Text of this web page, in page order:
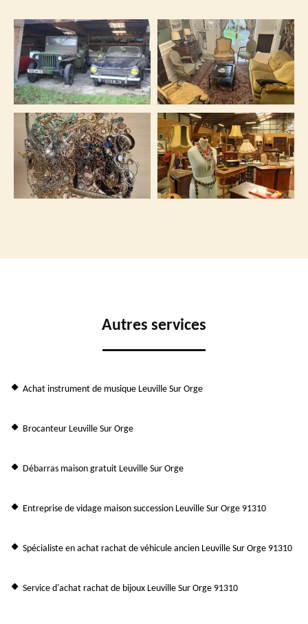
Autres services
Achat instrument de musique Leuville Sur Orge
Brocanteur Leuville Sur Orge
Débarras maison gratuit Leuville Sur Orge
Entreprise de vidage maison succession Leuville Sur Orge 91310
Spécialiste en achat rachat de véhicule ancien Leuville Sur Orge 91310
Service d'achat rachat de bijoux Leuville Sur Orge 91310